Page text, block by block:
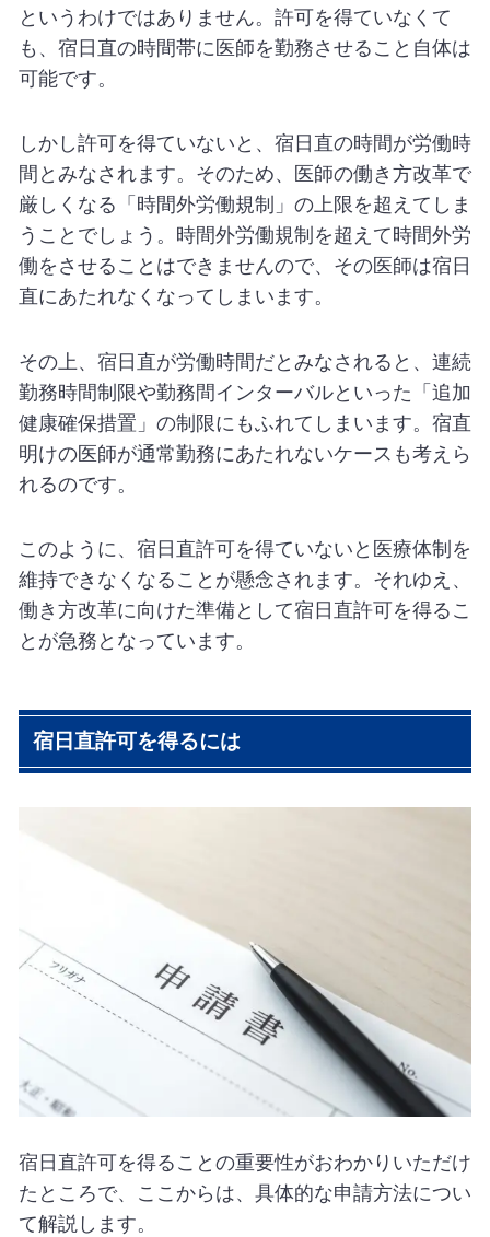
というわけではありません。許可を得ていなくて
も、宿日直の時間帯に医師を勤務させること自体は
可能です。
しかし許可を得ていないと、宿日直の時間が労働時
間とみなされます。そのため、医師の働き方改革で
厳しくなる「時間外労働規制」の上限を超えてしま
うことでしょう。時間外労働規制を超えて時間外労
働をさせることはできませんので、その医師は宿日
直にあたれなくなってしまいます。
その上、宿日直が労働時間だとみなされると、連続
勤務時間制限や勤務間インターバルといった「追加
健康確保措置」の制限にもふれてしまいます。宿直
明けの医師が通常勤務にあたれないケースも考えら
れるのです。
このように、宿日直許可を得ていないと医療体制を
維持できなくなることが懸念されます。それゆえ、
働き方改革に向けた準備として宿日直許可を得るこ
とが急務となっています。
宿日直許可を得るには
宿日直許可を得ることの重要性がおわかりいただけ
たところで、ここからは、具体的な申請方法につい
て解説します。